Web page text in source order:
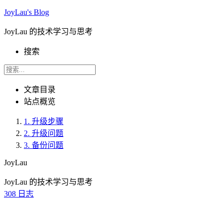
JoyLau's Blog
JoyLau 的技术学习与思考
搜索
文章目录
站点概览
1. 升级步骤
2. 升级问题
3. 备份问题
JoyLau
JoyLau 的技术学习与思考
308 日志